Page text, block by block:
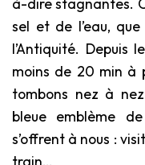
sel et de l’eau, que
l’Antiquité. Depuis
moins de 20 min à
tombons nez à
bleue emblème
s’offrent à nous :
train…